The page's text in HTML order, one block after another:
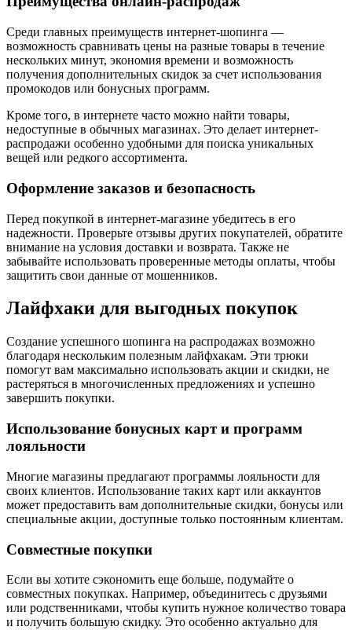
Среди главных преимуществ интернет-шопинга —
возможность сравнивать цены на разные товары в течение
нескольких минут, экономия времени и возможность
получения дополнительных скидок за счет использования
промокодов или бонусных программ.
Кроме того, в интернете часто можно найти товары,
недоступные в обычных магазинах. Это делает интернет-
распродажи особенно удобными для поиска уникальных
вещей или редкого ассортимента.
Оформление заказов и безопасность
Перед покупкой в интернет-магазине убедитесь в его
надежности. Проверьте отзывы других покупателей, обратите
внимание на условия доставки и возврата. Также не
забывайте использовать проверенные методы оплаты, чтобы
защитить свои данные от мошенников.
Лайфхаки для выгодных покупок
Создание успешного шопинга на распродажах возможно
благодаря нескольким полезным лайфхакам. Эти трюки
помогут вам максимально использовать акции и скидки, не
растеряться в многочисленных предложениях и успешно
завершить покупки.
Использование бонусных карт и программ
лояльности
Многие магазины предлагают программы лояльности для
своих клиентов. Использование таких карт или аккаунтов
может предоставить вам дополнительные скидки, бонусы или
специальные акции, доступные только постоянным клиентам.
Совместные покупки
Если вы хотите сэкономить еще больше, подумайте о
совместных покупках. Например, объединитесь с друзьями
или родственниками, чтобы купить нужное количество товара
и получить большую скидку. Это особенно актуально для